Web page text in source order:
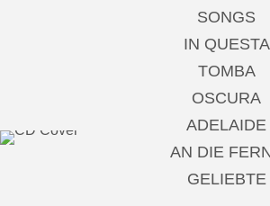
SONGS
IN QUESTA
TOMBA
OSCURA
ADELAIDE
AN DIE
GELIEBTE